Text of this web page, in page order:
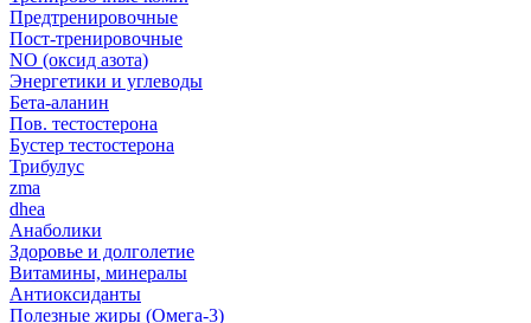
Предтренировочные
Пост-тренировочные
NO (оксид азота)
Энергетики и углеводы
Бета-аланин
Пов. тестостерона
Бустер тестостерона
Трибулус
zma
dhea
Анаболики
Здоровье и долголетие
Витамины, минералы
Антиоксиданты
Полезные жиры (Омега-3)